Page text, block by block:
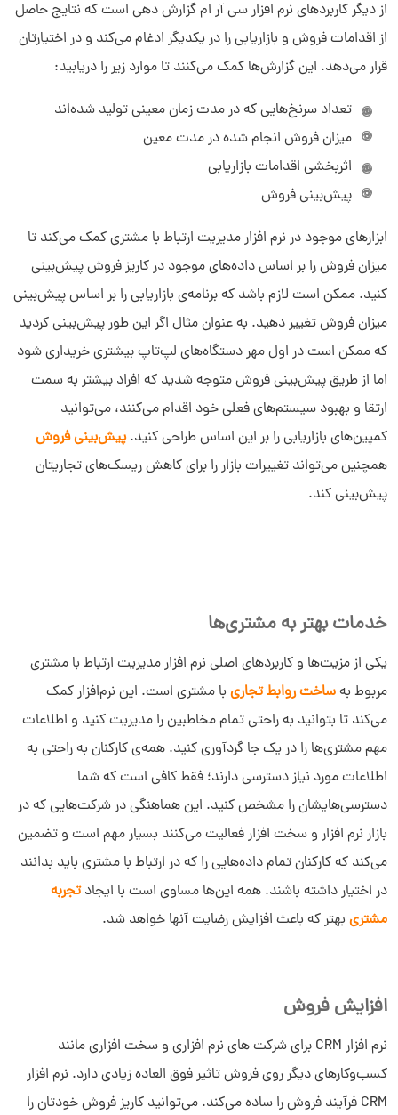
از دیگر کاربردهای نرم افزار سی آر ام گزارش دهی است که نتایج حاصل
از اقدامات فروش و بازاریابی را در یکدیگر ادغام می‌کند و در اختیارتان
قرار می‌دهد. این گزارش‌ها کمک می‌کنند تا موارد زیر را دریابید:
تعداد سرنخ‌هایی که در مدت زمان معینی تولید شده‌اند
میزان فروش انجام شده در مدت معین
اثربخشی‌ اقدامات بازاریابی
پیش‌بینی فروش
ابزارهای موجود در نرم افزار مدیریت ارتباط با مشتری کمک می‌کند تا
میزان فروش را بر اساس داده‌های موجود در کاریز فروش پیش‌بینی
کنید. ممکن است لازم باشد که برنامه‌ی بازاریابی را بر اساس پیش‌بینی
میزان فروش تغییر دهید. به عنوان مثال اگر این طور پیش‌بینی کردید
که ممکن است در اول مهر دستگاه‌های لپ‌تاپ بیشتری خریداری شود
اما از طریق پیش‌بینی فروش متوجه شدید که افراد بیشتر به سمت
ارتقا و بهبود سیستم‌های فعلی خود اقدام می‌کنند، می‌توانید
کمپین‌های بازاریابی را بر این اساس طراحی کنید.پیش‌بینی فروش
همچنین می‌تواند تغییرات بازار را برای کاهش ریسک‌های تجاریتان
پیش‌بینی کند.
خدمات بهتر به مشتری‌ها
یکی از مزیت‌ها و کاربردهای اصلی نرم افزار مدیریت ارتباط با مشتری
مربوط بهساخت روابط تجاری با مشتری‌ است. این نرم‌افزار کمک
می‌کند تا بتوانید به راحتی تمام مخاطبین را مدیریت کنید و اطلاعات
مهم مشتری‌ها را در یک جا گردآوری کنید. همه‌ی کارکنان به راحتی به
اطلاعات مورد نیاز دسترسی دارند؛ فقط کافی است که شما
دسترسی‌هایشان را مشخص کنید. این هماهنگی در شرکت‌هایی که در
بازار نرم افزار و سخت افزار فعالیت می‌کنند بسیار مهم است و تضمین
می‌کند که کارکنان تمام داده‌هایی را که در ارتباط با مشتری باید بدانند
در اختیار داشته باشند. همه این‌ها مساوی است با ایجادتجربه
مشتری بهتر که باعث افزایش رضایت آنها خواهد شد.
افزایش فروش
نرم افزار CRM برای شرکت های نرم افزاری و سخت افزاری مانند
کسب‌وکارهای دیگر روی فروش تاثیر فوق العاده زیادی دارد. نرم افزار
CRM فرآیند فروش را ساده می‌کند. می‌توانید کاریز فروش خودتان را
چطور میتونم کمکتون کنم؟
دیدار به چه کسب و کارهایی کمک می‌کند؟